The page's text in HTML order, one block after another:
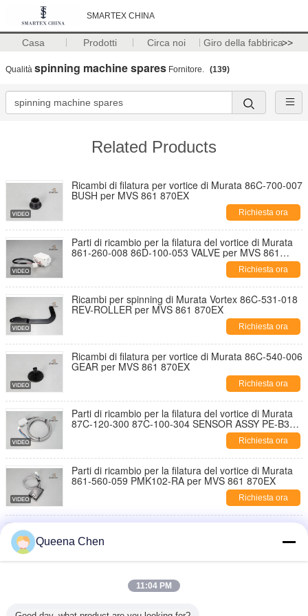
SMARTEX CHINA
Casa Prodotti Circa noi Giro della fabbrica>>
Qualità spinning machine spares Fornitore. (139)
Related Products
Ricambi di filatura per vortice di Murata 86C-700-007
BUSH per MVS 861 870EX
Richiesta ora
Parti di ricambio per la filatura del vortice di Murata
861-260-008 86D-100-053 VALVE per MVS 861
Richiesta ora
Ricambi per spinning di Murata Vortex 86C-531-018
REV-ROLLER per MVS 861 870EX
Richiesta ora
Ricambi di filatura per vortice di Murata 86C-540-006
GEAR per MVS 861 870EX
Richiesta ora
Parti di ricambio per la filatura del vortice di Murata
87C-120-300 87C-100-304 SENSOR ASSY PE-B3D
Richiesta ora
Parti di ricambio per la filatura del vortice di Murata
861-560-059 PMK102-RA per MVS 861 870EX
Richiesta ora
Fabbricazione di tubi per MVS 861
Queena Chen
11:04 PM